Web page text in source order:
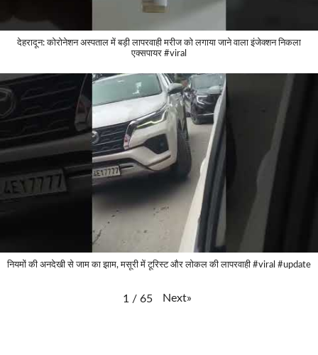
देहरादून: कोरोनेशन अस्पताल में बड़ी लापरवाही मरीज को लगाया जाने वाला इंजेक्शन निकला
एक्सपायर #viral
नियमों की अनदेखी से जाम का झाम, मसूरी में टूरिस्ट और लोकल की लापरवाही #viral #update
1 / 65 Next»